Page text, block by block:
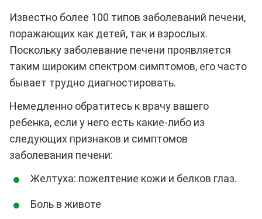
Известно более 100 типов заболеваний печени,
поражающих как детей, так и взрослых.
Поскольку заболевание печени проявляется
таким широким спектром симптомов, его часто
бывает трудно диагностировать.
Немедленно обратитесь к врачу вашего
ребенка, если у него есть какие-либо из
следующих признаков и симптомов
заболевания печени:
Желтуха: пожелтение кожи и белков глаз.
Боль в животе